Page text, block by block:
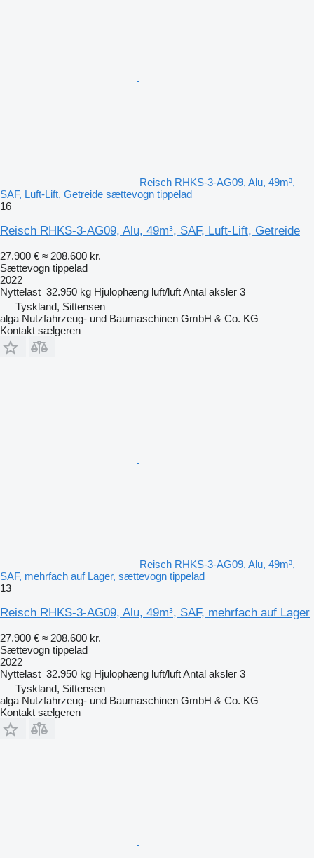
Reisch RHKS-3-AG09, Alu, 49m³,
SAF, Luft-Lift, Getreide sættevogn tippelad
16
Reisch RHKS-3-AG09, Alu, 49m³, SAF, Luft-Lift, Getreide
27.900 € ≈ 208.600 kr.
Sættevogn tippelad
2022
Nyttelast 32.950 kg Hjulophæng luft/luftAntal aksler 3
Tyskland, Sittensen
alga Nutzfahrzeug- und Baumaschinen GmbH & Co. KG
Kontakt sælgeren
Reisch RHKS-3-AG09, Alu, 49m³,
SAF, mehrfach auf Lager, sættevogn tippelad
13
Reisch RHKS-3-AG09, Alu, 49m³, SAF, mehrfach auf Lager
27.900 € ≈ 208.600 kr.
Sættevogn tippelad
2022
Nyttelast 32.950 kg Hjulophæng luft/luftAntal aksler 3
Tyskland, Sittensen
alga Nutzfahrzeug- und Baumaschinen GmbH & Co. KG
Kontakt sælgeren